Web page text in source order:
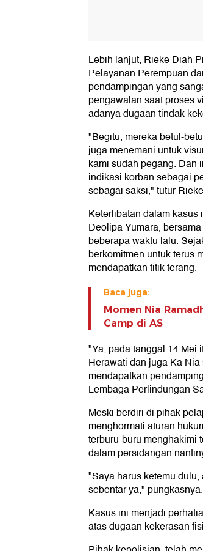
Lebih lanjut, Rieke Diah
Pelayanan Perempuan
pendampingan yang
pengawalan saat proses
adanya dugaan tindak
"Begitu, mereka betul-
juga menemani untuk
kami sudah pegang. Dan
indikasi korban sebagai
sebagai saksi," tutur
Keterlibatan dalam
Deolipa Yumara,
beberapa waktu lalu.
berkomitmen untuk terus
mendapatkan titik terang.
Baca juga:
Momen Nia
Camp di AS
"Ya, pada tanggal 14 Mei
Herawati dan juga Ka
mendapatkan
Lembaga Perlindungan
Meski berdiri di pihak
menghormati aturan
terburu-buru menghakimi
dalam persidangan
"Saya harus ketemu
sebentar ya," pungkasnya.
Kasus ini menjadi
atas dugaan kekerasan